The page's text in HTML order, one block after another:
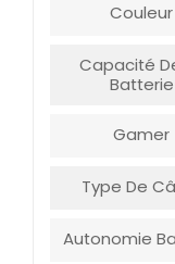
Couleur
Capacité
Batterie
Gamer
Type De
Autonomie